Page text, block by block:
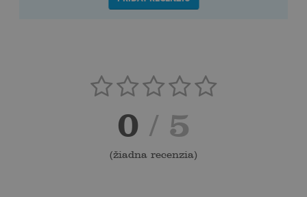
0 / 5
(žiadna recenzia)